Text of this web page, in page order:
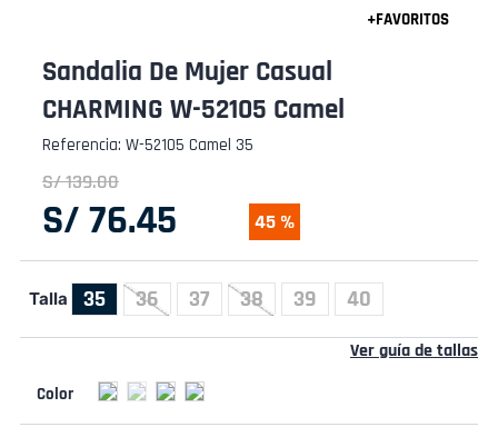
Sandalia De Mujer Casual
CHARMING W-52105 Camel
Referencia: W-52105 Camel 35
S/139.00
S/ 76.45 45 %
Talla 35 36 37 38 39 40
Ver guía de tallas